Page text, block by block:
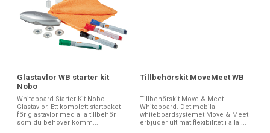
Glastavlor WB starter kit
Nobo
Whiteboard Starter Kit Nobo
Glastavlor. Ett komplett startpaket
för glastavlor med alla tillbehör
som du behöver komm...
Tillbehörskit MoveMeet WB
Tillbehörskit Move & Meet
Whiteboard. Det mobila
whiteboardsystemet Move & Meet
erbjuder ultimat flexibilitet i alla ...